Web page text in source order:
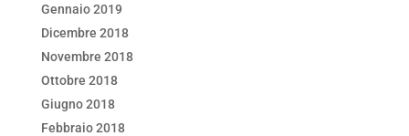
Gennaio 2019
Dicembre 2018
Novembre 2018
Ottobre 2018
Giugno 2018
Febbraio 2018